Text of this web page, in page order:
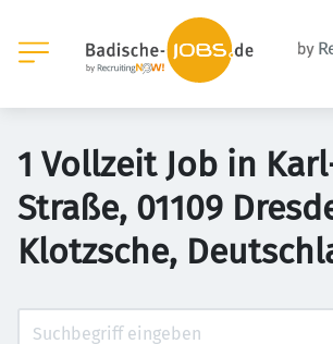
1 Vollzeit Job in
Straße, 01109
Klotzsche,